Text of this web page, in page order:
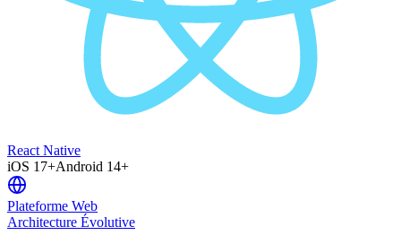
React Native
iOS 17+Android 14+
Plateforme Web
Architecture Évolutive